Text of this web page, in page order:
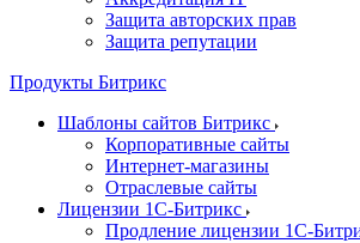
Защита авторских прав
Защита репутации
Продукты Битрикс
Шаблоны сайтов Битрикс
Корпоративные сайты
Интернет-магазины
Отраслевые сайты
Лицензии 1С-Битрикс
Продление лицензии 1С-